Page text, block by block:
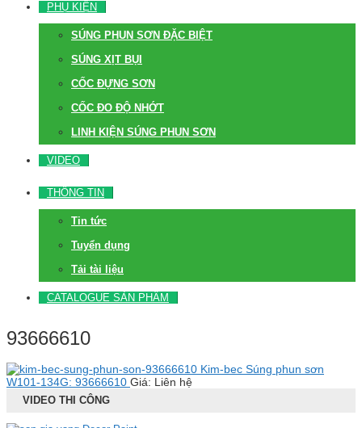
PHỤ KIỆN
SÚNG PHUN SƠN ĐẶC BIỆT
SÚNG XỊT BỤI
CỐC ĐỰNG SƠN
CỐC ĐO ĐỘ NHỚT
LINH KIỆN SÚNG PHUN SƠN
VIDEO
THÔNG TIN
Tin tức
Tuyển dụng
Tải tài liệu
CATALOGUE SẢN PHẨM
93666610
Kim-bec Súng phun sơn
W101-134G: 93666610 Giá: Liên hệ
VIDEO THI CÔNG